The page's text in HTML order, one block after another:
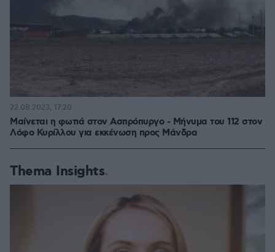
Μαίνεται η φωτιά στον Ασπρόπυργο - Μήνυμα του 112 στον
Λόφο Κυρίλλου για εκκένωση προς Μάνδρα
22.08.2023, 17:20
Thema Insights